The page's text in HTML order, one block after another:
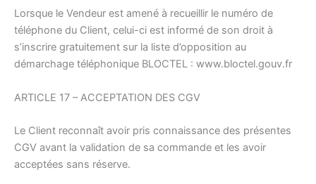
Lorsque le Vendeur est amené à recueillir le numéro de
téléphone du Client, celui-ci est informé de son droit à
s’inscrire gratuitement sur la liste d’opposition au
démarchage téléphonique BLOCTEL : www.bloctel.gouv.fr
ARTICLE 17 – ACCEPTATION DES CGV
Le Client reconnaît avoir pris connaissance des présentes
CGV avant la validation de sa commande et les avoir
acceptées sans réserve.